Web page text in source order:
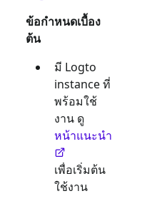
ข้อกำหนดเบื้อง
ต้น
มี Logto
instance ที่
พร้อมใช้
งาน ดู
หน้าแนะนำ
เพื่อเริ่มต้น
ใช้งาน